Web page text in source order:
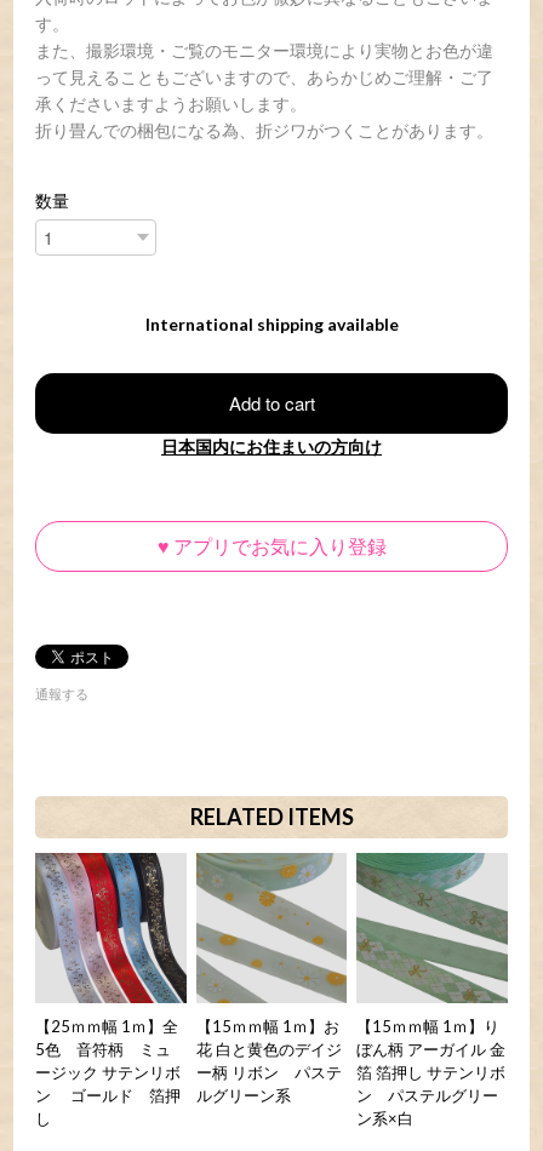
す。
また、撮影環境・ご覧のモニター環境により実物とお色が違
って見えることもございますので、あらかじめご理解・ご了
承くださいますようお願いします。
折り畳んでの梱包になる為、折ジワがつくことがあります。
数量
International shipping available
Add to cart
日本国内にお住まいの方向け
♥ アプリでお気に入り登録
通報する
RELATED ITEMS
【25ｍｍ幅 1ｍ】全
5色 音符柄 ミュ
ージック サテンリボ
ン ゴールド 箔押
し
【15ｍｍ幅 1ｍ】お
花 白と黄色のデイジ
ー柄 リボン パステ
ルグリーン系
【15ｍｍ幅 1ｍ】り
ぼん柄 アーガイル 金
箔 箔押し サテンリボ
ン パステルグリー
ン系×白